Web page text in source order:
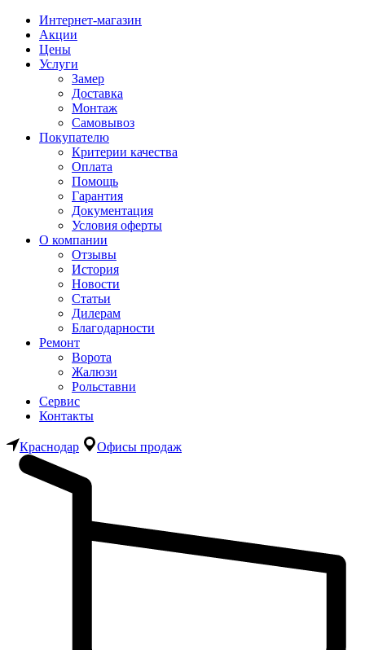
Интернет-магазин
Акции
Цены
Услуги
Замер
Доставка
Монтаж
Самовывоз
Покупателю
Критерии качества
Оплата
Помощь
Гарантия
Документация
Условия оферты
О компании
Отзывы
История
Новости
Статьи
Дилерам
Благодарности
Ремонт
Ворота
Жалюзи
Рольставни
Сервис
Контакты
Краснодар Офисы продаж